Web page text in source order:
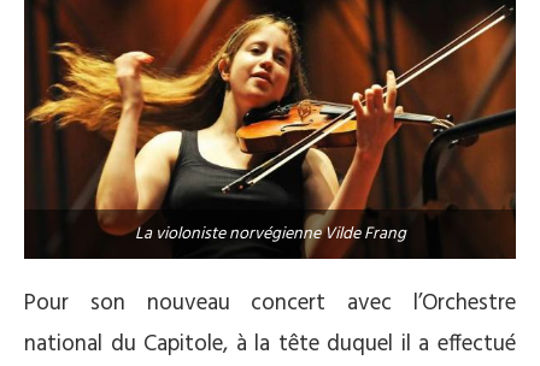
La violoniste norvégienne Vilde Frang
Pour son nouveau concert avec l’Orchestre
national du Capitole, à la tête duquel il a effectué